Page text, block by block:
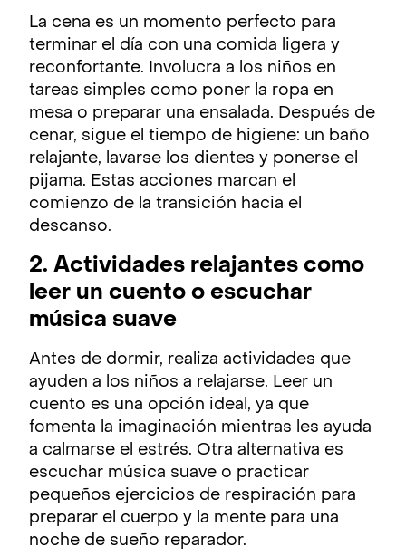
La cena es un momento perfecto para
terminar el día con una comida ligera y
reconfortante. Involucra a los niños en
tareas simples como poner la ropa en
mesa o preparar una ensalada. Después de
cenar, sigue el tiempo de higiene: un baño
relajante, lavarse los dientes y ponerse el
pijama. Estas acciones marcan el
comienzo de la transición hacia el
descanso.
2. Actividades relajantes como
leer un cuento o escuchar
música suave
Antes de dormir, realiza actividades que
ayuden a los niños a relajarse. Leer un
cuento es una opción ideal, ya que
fomenta la imaginación mientras les ayuda
a calmarse el estrés. Otra alternativa es
escuchar música suave o practicar
pequeños ejercicios de respiración para
preparar el cuerpo y la mente para una
noche de sueño reparador.